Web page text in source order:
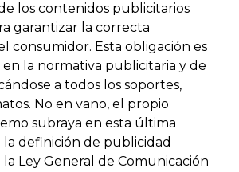
los contenidos publicitarios
garantizar la correcta
consumidor. Esta obligación es
la normativa publicitaria y de
a todos los soportes,
No en vano, el propio
subraya en esta última
definición de publicidad
Ley General de Comunicación